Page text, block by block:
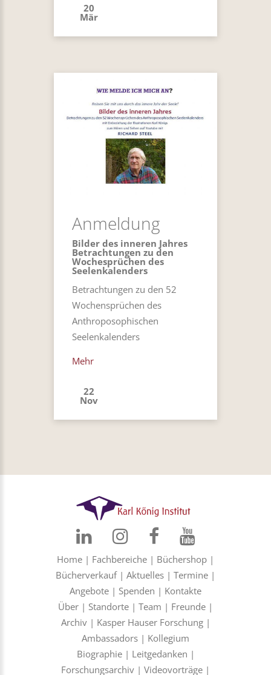
20
Mär
Anmeldung
Bilder des inneren Jahres
Betrachtungen zu den
Wochesprüchen des
Seelenkalenders
Betrachtungen zu den 52
Wochensprüchen des
Anthroposophischen
Seelenkalenders
Mehr
22
Nov
Home | Fachbereiche | Büchershop |
Bücherverkauf| Aktuelles | Termine |
Angebote | Spenden | Kontakte
Über | Standorte | Team | Freunde |
Archiv| Kasper Hauser Forschung|
Ambassadors | Kollegium
Biographie| Leitgedanken |
Forschungsarchiv | Videovorträge |